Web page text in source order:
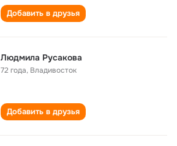
Добавить в друзья
Людмила Русакова
72 года, Владивосток
Добавить в друзья